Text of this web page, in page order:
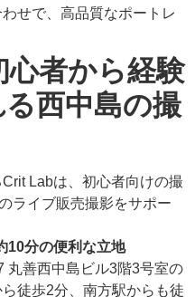
せで、高品質なポートレ
者から経験
西中島の撮
Labは、初心者向けの撮
ライブ販売撮影をサポー
分の便利な立地
丸善西中島ビル3階3号室の
徒歩2分、南方駅からも徒